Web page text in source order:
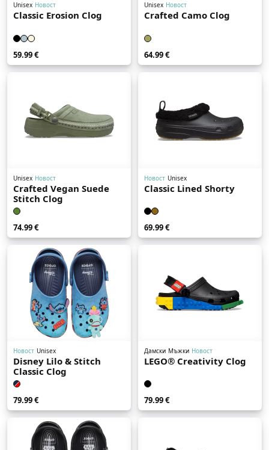
Unisex Новост
Classic Erosion Clog
59.99 €
Unisex Новост
Crafted Camo Clog
64.99 €
Unisex Новост
Crafted Vegan Suede
Stitch Clog
74.99 €
Новост Unisex
Classic Lined Shorty
69.99 €
Новост Unisex
Disney Lilo & Stitch
Classic Clog
79.99 €
Дамски Мъжки Новост
LEGO® Creativity Clog
79.99 €